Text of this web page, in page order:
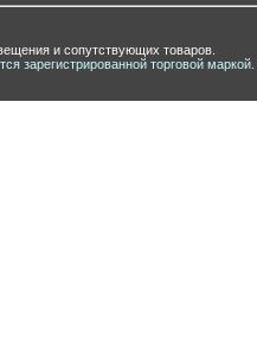
и сопутствующих товаров.
зарегистрированной торговой